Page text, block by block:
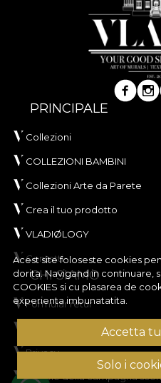
Acest site foloseste cookies
dorita. Navigand in continuare,
COOKIES si cu plasarea de
experienta imbunatatita.
Accetta
Solo i
PRINCIPALE
Collezioni
COLLEZIONI BAMBINI
Collezioni Arte da Parete
Crea il tuo prodotto
VLADIØLOGY
Contatti
CHI SIAMO
Formular retur
Termini e condizioni
Privacy
Regole della campagna